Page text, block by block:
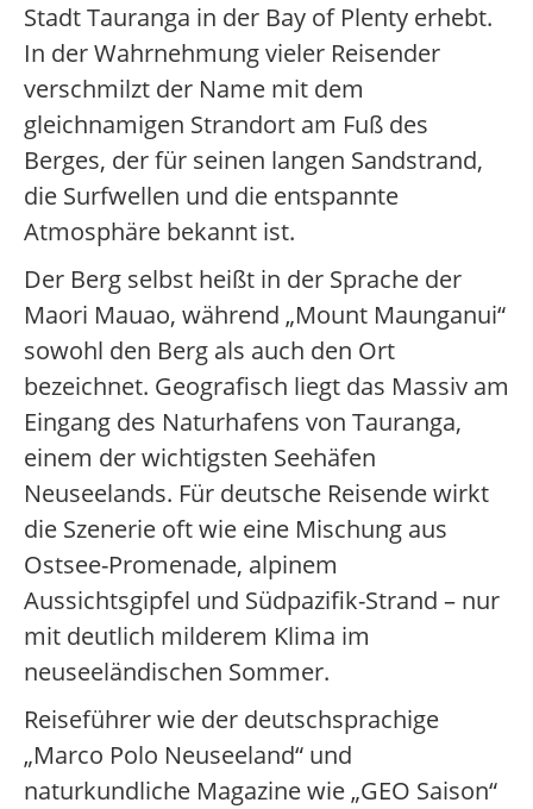
Stadt Tauranga in der Bay of Plenty erhebt.
In der Wahrnehmung vieler Reisender
verschmilzt der Name mit dem
gleichnamigen Strandort am Fuß des
Berges, der für seinen langen Sandstrand,
die Surfwellen und die entspannte
Atmosphäre bekannt ist.
Der Berg selbst heißt in der Sprache der
Maori Mauao, während „Mount Maunganui“
sowohl den Berg als auch den Ort
bezeichnet. Geografisch liegt das Massiv am
Eingang des Naturhafens von Tauranga,
einem der wichtigsten Seehäfen
Neuseelands. Für deutsche Reisende wirkt
die Szenerie oft wie eine Mischung aus
Ostsee-Promenade, alpinem
Aussichtsgipfel und Südpazifik-Strand – nur
mit deutlich milderem Klima im
neuseeländischen Sommer.
Reiseführer wie der deutschsprachige
„Marco Polo Neuseeland“ und
naturkundliche Magazine wie „GEO Saison“